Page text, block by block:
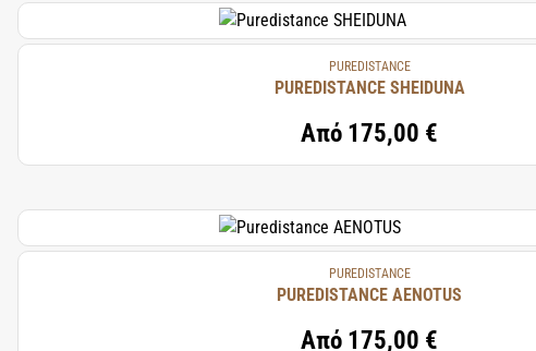
PUREDISTANCE
PUREDISTANCE SHEIDUNA
Από 175,00 €
PUREDISTANCE
PUREDISTANCE AENOTUS
Από 175,00 €